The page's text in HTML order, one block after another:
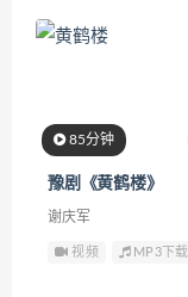
85分钟
豫剧《黄鹤楼》
谢庆军
视频 MP3下载